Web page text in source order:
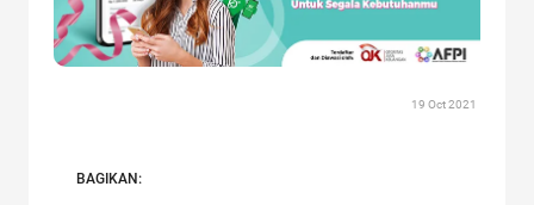
19 Oct 2021
BAGIKAN: